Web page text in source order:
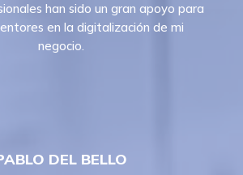
han sido un gran apoyo para
en la digitalización de mi
negocio.
DEL BELLO